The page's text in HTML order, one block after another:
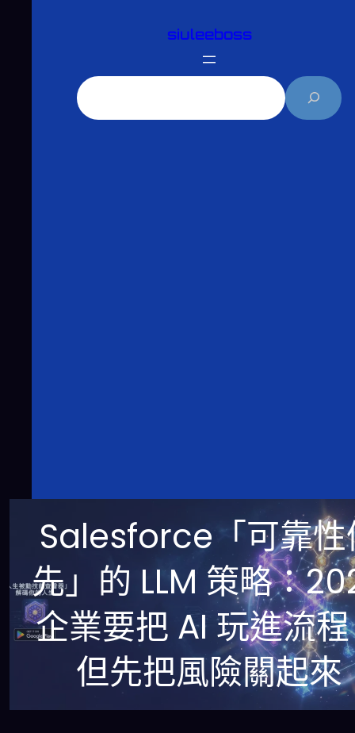
siuleeboss
Salesforce「可靠性
先」的 LLM 策略：
企業要把 AI 玩進流
但先把風險關起來